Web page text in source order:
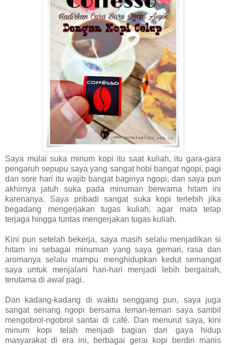
Saya mulai suka minum kopi itu saat kuliah, itu gara-gara
pengaruh sepupu saya yang sangat hobi bangat ngopi, pagi
dan sore hari itu wajib bangat baginya ngopi, dan saya pun
akhirnya jatuh suka pada minuman berwarna hitam ini
karenanya. Saya pribadi sangat suka kopi terlebih jika
begadang mengerjakan tugas kuliah, agar mata tetap
terjaga hingga tuntas mengerjakan tugas kuliah.
Kini pun setelah bekerja, saya masih selalu menjadikan si
hitam ini sebagai minuman yang saya gemari, rasa dan
aromanya selalu mampu menghidupkan kedut semangat
saya untuk menjalani hari-hari menjadi lebih bergairah,
terutama di awal pagi.
Dan kadang-kadang di waktu senggang pun, saya juga
sangat senang ngopi bersama teman-teman saya sambil
mengobrol-ngobrol santai di café. Dan menurut saya, kini
minum kopi telah menjadi bagian dari gaya hidup
masyarakat di era ini, berbagai gerai kopi berdiri manis